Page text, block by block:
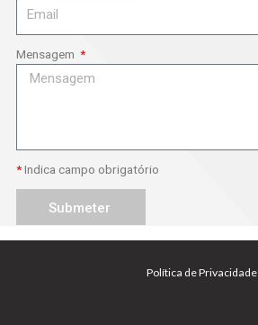
Mensagem
*Indica campo obrigatório
Submeter
Política de Privacidade